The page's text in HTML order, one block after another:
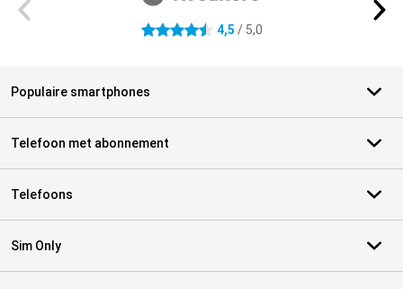
4.5 sterren 4,5 / 5,0
Populaire smartphones
Telefoon met abonnement
Telefoons
Sim Only